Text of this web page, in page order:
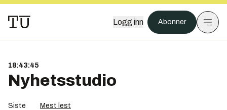
Logg inn Abonner
18:43:45
Nyhetsstudio
Siste Mest lest